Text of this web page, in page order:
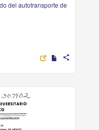
del autotransporte de
share